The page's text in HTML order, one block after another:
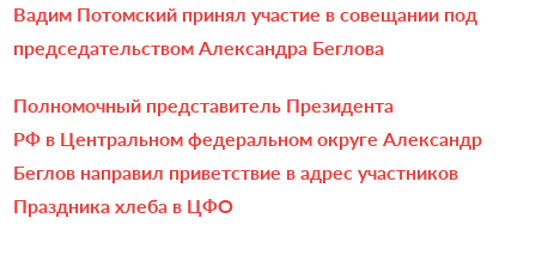
Вадим Потомский принял участие в совещании под
председательством Александра Беглова
Полномочный представитель Президента
РФ в Центральном федеральном округе Александр
Беглов направил приветствие в адрес участников
Праздника хлеба в ЦФО